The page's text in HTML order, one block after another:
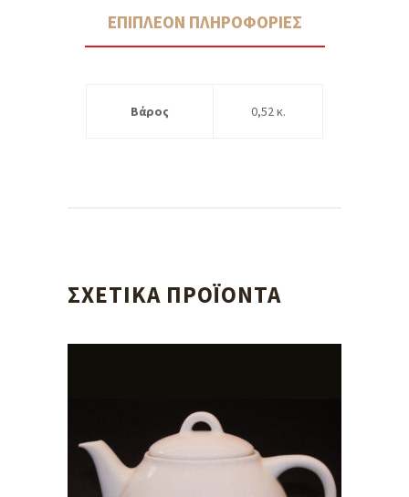
ΕΠΙΠΛΈΟΝ ΠΛΗΡΟΦΟΡΊΕΣ
Βάρος 0,52 κ.
ΣΧΕΤΙΚΆ ΠΡΟΪΌΝΤΑ